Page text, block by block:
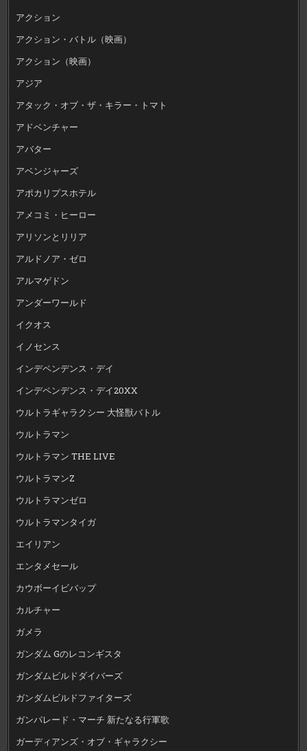
アクション
アクション・バトル（映画）
アクション（映画）
アジア
アタック・オブ・ザ・キラー・トマト
アドベンチャー
アバター
アベンジャーズ
アポカリプスホテル
アメコミ・ヒーロー
アリソンとリリア
アルドノア・ゼロ
アルマゲドン
アンダーワールド
イクオス
イノセンス
インデペンデンス・デイ
インデペンデンス・デイ20XX
ウルトラギャラクシー 大怪獣バトル
ウルトラマン
ウルトラマン THE LIVE
ウルトラマンZ
ウルトラマンゼロ
ウルトラマンタイガ
エイリアン
エンタメセール
カウボーイビバップ
カルチャー
ガメラ
ガンダム Gのレコンギスタ
ガンダムビルドダイバーズ
ガンダムビルドファイターズ
ガンパレード・マーチ 新たなる行軍歌
ガーディアンズ・オブ・ギャラクシー